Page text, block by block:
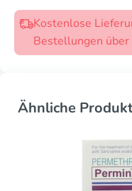
Kostenlose
Bestellungen
Ähnliche